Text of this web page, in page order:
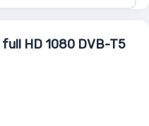
HD 1080 DVB-T5